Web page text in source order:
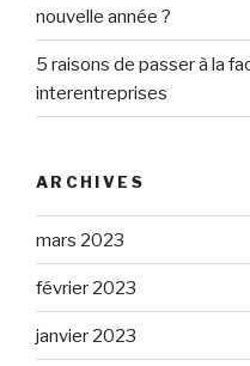
nouvelle année ?
5 raisons de passer à la
interentreprises
ARCHIVES
mars 2023
février 2023
janvier 2023